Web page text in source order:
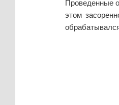
Проведенные
этом